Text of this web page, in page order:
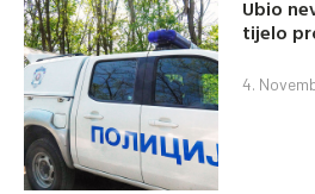
Ubio
tijelo
4.